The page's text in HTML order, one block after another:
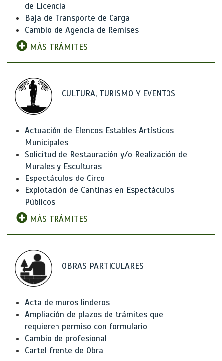
de Licencia
Baja de Transporte de Carga
Cambio de Agencia de Remises
MÁS TRÁMITES
CULTURA, TURISMO Y EVENTOS
Actuación de Elencos Estables Artísticos
Municipales
Solicitud de Restauración y/o Realización de
Murales y Esculturas
Espectáculos de Circo
Explotación de Cantinas en Espectáculos
Públicos
MÁS TRÁMITES
OBRAS PARTICULARES
Acta de muros linderos
Ampliación de plazos de trámites que
requieren permiso con formulario
Cambio de profesional
Cartel frente de Obra